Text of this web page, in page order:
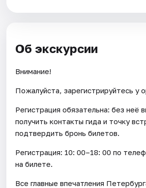
Об экскурсии
Внимание!
Пожалуйста, зарегистрируйтесь у
Регистрация обязательна: без неё
получить контакты гида и точку
подтвердить бронь билетов.
Регистрация: 10: 00–18: 00 по
на билете.
Все главные впечатления